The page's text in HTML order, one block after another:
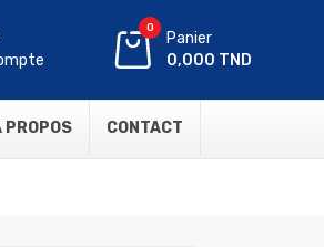
0
Panier
0,000 TND
PROPOS CONTACT